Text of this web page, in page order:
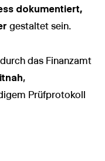
dokumentiert,
gestaltet sein.
das Finanzamt
,
Prüfprotokoll